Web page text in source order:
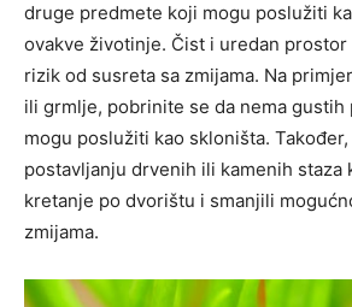
druge predmete koji mogu poslužiti
ovakve životinje. Čist i uredan prostor
rizik od susreta sa zmijama. Na
ili grmlje, pobrinite se da nema gustih
mogu poslužiti kao skloništa.
postavljanju drvenih ili kamenih staza
kretanje po dvorištu i smanjili
zmijama.